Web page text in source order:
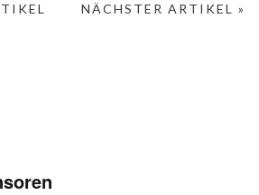
NÄCHSTER ARTIKEL »